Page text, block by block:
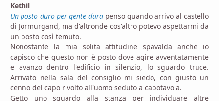
Kethil
Un posto duro per gente durapenso quando arrivo al castello
di Jormurgand, ma d'altronde cos'altro potevo aspettarmi da
un posto così temuto.
Nonostante la mia solita attitudine spavalda anche io
capisco che questo non è posto dove agire avventatamente
e avanzo dentro l'edificio in silenzio, lo sguardo truce.
Arrivato nella sala del consiglio mi siedo, con giusto un
cenno del capo rivolto all'uomo seduto a capotavola.
Getto uno sguardo alla stanza per individuare altre